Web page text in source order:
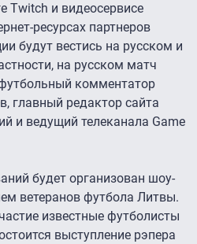
Twitch и видеосервисе
ресурсах партнеров
будут вестись на русском и
на русском матч
комментатор
главный редактор сайта
и ведущий телеканала Game
будет организован шоу-
ветеранов футбола Литвы.
известные футболисты
выступление рэпера